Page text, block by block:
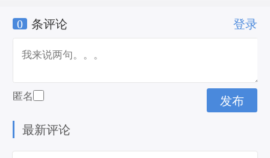
0 条评论 登录
匿名
最新评论